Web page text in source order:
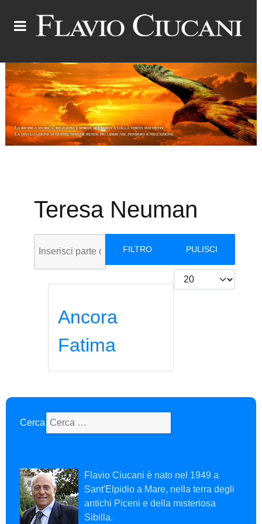
Teresa Neuman
FILTRO PULISCI
Visualizza #
Ancora
Fatima
Cerca
Flavio Ciucani è nato nel 1949 a
Sant'Elpidio a Mare, nella terra degli
antichi Piceni e della misteriosa
Sibilla.